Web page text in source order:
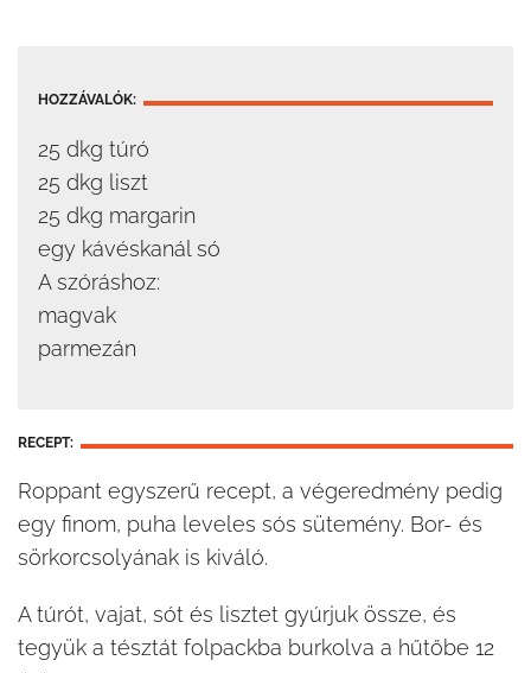
HOZZÁVALÓK:
25 dkg túró
25 dkg liszt
25 dkg margarin
egy kávéskanál só
A szóráshoz:
magvak
parmezán
RECEPT:
Roppant egyszerű recept, a végeredmény pedig
egy finom, puha leveles sós sütemény. Bor- és
sörkorcsolyának is kiváló.
A túrót, vajat, sót és lisztet gyúrjuk össze, és
tegyük a tésztát folpackba burkolva a hűtőbe 12